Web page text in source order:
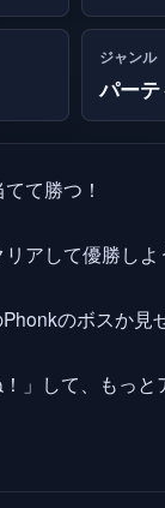
ジャンル
パー
て勝つ！
アして優勝しよ
のボスか見
」して、もっと